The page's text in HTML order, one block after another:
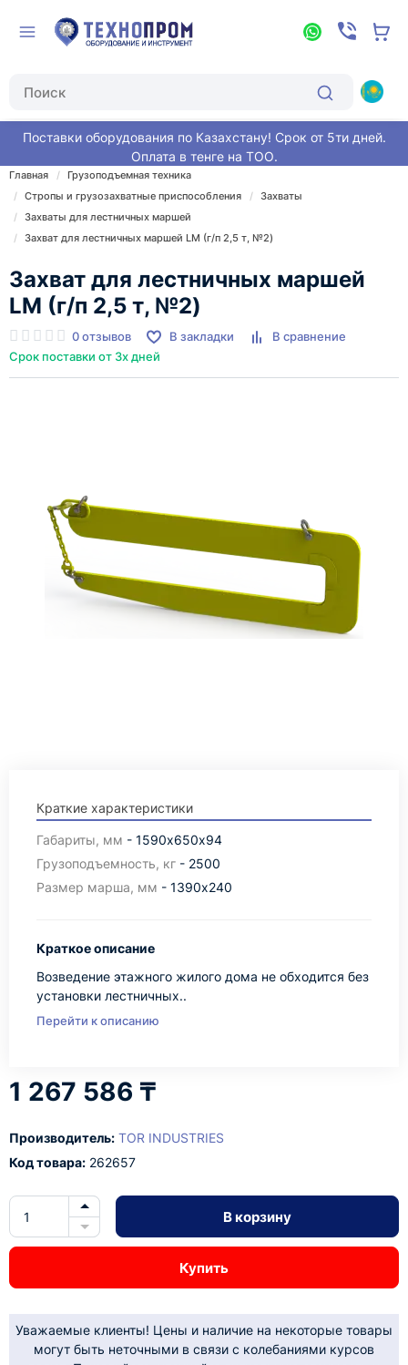
Поставки оборудования по Казахстану! Срок от 5ти дней.
Оплата в тенге на ТОО.
Главная
Грузоподъемная техника
Стропы и грузозахватные приспособления
Захваты
Захваты для лестничных маршей
Захват для лестничных маршей LM (г/п 2,5 т, №2)
Захват для лестничных маршей
LM (г/п 2,5 т, №2)
0 отзывов В закладки
В сравнение
Срок поставки от 3х дней
Краткие характеристики
Габариты, мм - 1590х650х94
Грузоподъемность, кг - 2500
Размер марша, мм - 1390х240
Краткое описание
Возведение этажного жилого дома не обходится без
установки лестничных..
Перейти к описанию
1 267 586 ₸
Производитель: TOR INDUSTRIES
Код товара: 262657
В корзину
Купить
Уважаемые клиенты! Цены и наличие на некоторые товары
могут быть неточными в связи с колебаниями курсов